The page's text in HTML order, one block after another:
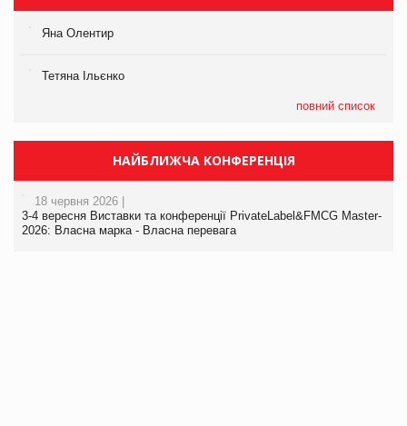
Яна Олентир
Тетяна Ільєнко
повний список
НАЙБЛИЖЧА КОНФЕРЕНЦІЯ
18 червня 2026 |
3-4 вересня Виставки та конференції PrivateLabel&FMCG Master-
2026: Власна марка - Власна перевага